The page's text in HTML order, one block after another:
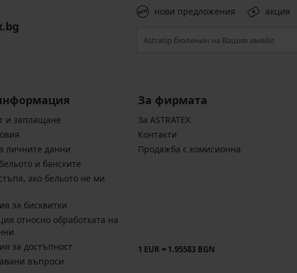
нови предложения акция
и заплащане
личните данни
и банските
ако бельото не ми
за бисквитки
относно обработката на
за достъпност
въпроси
За фирмата
За ASTRATEX
Контакти
Продажба с комисионна
1 EUR = 1.95583 BGN